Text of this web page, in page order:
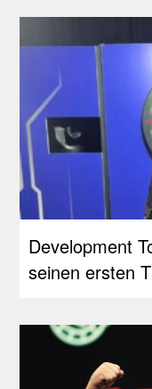
Development
seinen ersten